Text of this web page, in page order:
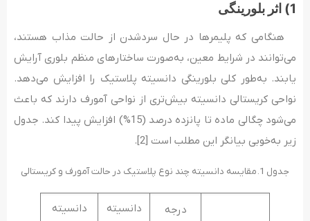
1) اثر بلورینگی
هنگامی که پلیمرها در حال سردشدن از حالت مذاب هستند،
می‌توانند در شرایط معین، به‌صورت ساختارهای منظم بلوری آرایش
یابند. به‌طور کلی بلورینگی دانسیته پلاستیک را افزایش می‌دهد.
نواحی کریستالی دانسیته بیش‌تری از نواحی آمورف دارند که باعث
می‌شود چگالی ماده تا پانزده درصد (15%) افزایش پیدا کند. جدول
زیر به‌خوبی بیانگر این مطلب است [2].
جدول 1. مقایسه دانسیته چند نوع پلاستیک در حالت آمورف و کریستالی
درجه
دانسیته
دانسیته